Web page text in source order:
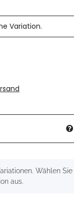
Variation.
Wählen
aus.